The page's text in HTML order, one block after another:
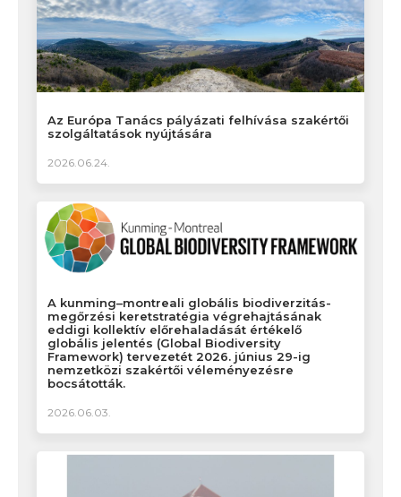
Az Európa Tanács pályázati felhívása szakértői
szolgáltatások nyújtására
2026.06.24.
A kunming–montreali globális biodiverzitás-
megőrzési keretstratégia végrehajtásának
eddigi kollektív előrehaladását értékelő
globális jelentés (Global Biodiversity
Framework) tervezetét 2026. június 29-ig
nemzetközi szakértői véleményezésre
bocsátották.
2026.06.03.